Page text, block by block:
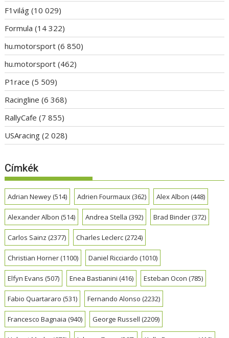
F1világ (10 029)
Formula (14 322)
hu.motorsport (6 850)
hu.motorsport (462)
P1race (5 509)
Racingline (6 368)
RallyCafe (7 855)
USAracing (2 028)
Címkék
Adrian Newey(514) Adrien Fourmaux(362) Alex Albon (448)
Alexander Albon (514) Andrea Stella (392) Brad Binder(372)
Carlos Sainz (2377) Charles Leclerc(2724)
Christian Horner(1100) Daniel Ricciardo (1010)
Elfyn Evans (507) Enea Bastianini (416) Esteban Ocon (785)
Fabio Quartararo (531) Fernando Alonso (2232)
Francesco Bagnaia (940) George Russell (2209)